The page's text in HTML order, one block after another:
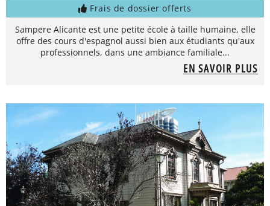
Frais de dossier offerts
Sampere Alicante est une petite école à taille humaine, elle
offre des cours d'espagnol aussi bien aux étudiants qu'aux
professionnels, dans une ambiance familiale...
EN SAVOIR PLUS